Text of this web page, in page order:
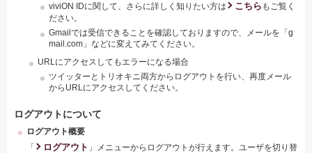
viviON IDに関して、さらに詳しく知りたい方は
こちら もご覧く
ださい。
Gmailでは受信できることを確認しておりますので、メールを「g
mail.com」などに変えてみてください。
URLにアクセスしてもエラーになる場合
ツイッターとトリオキニ両方からログアウトを行い、再度メール
からURLにアクセスしてください。
ログアウトについて
ログアウト概要
「
ログアウト 」メニューからログアウトが行えます。ユーザを切り替